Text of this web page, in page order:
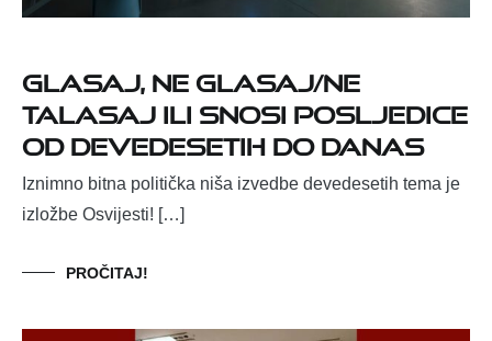
Glasaj, ne glasaj/ne
talasaj ili snosi posljedice
od devedesetih do danas
Iznimno bitna politička niša izvedbe devedesetih tema je
izložbe Osvijesti! […]
PROČITAJ!